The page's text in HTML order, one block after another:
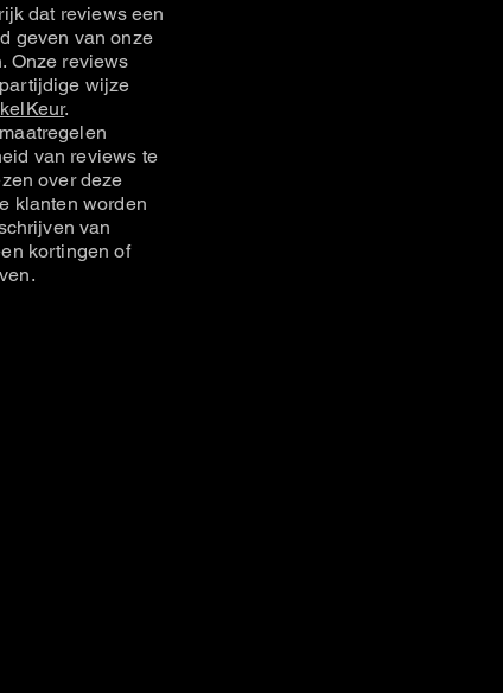
dat reviews een
geven van onze
Onze reviews
wijze
.
van reviews te
over deze
klanten worden
van
kortingen of